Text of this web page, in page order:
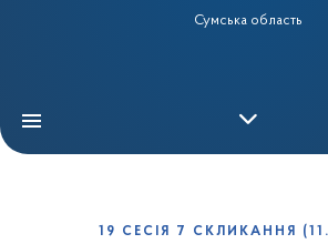
Сумська область
19 СЕСІЯ 7 СКЛИКАННЯ